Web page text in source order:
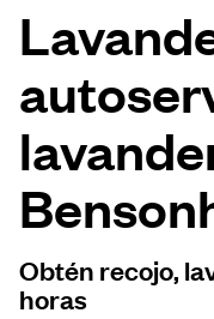
Precios y
Quiénes
Obtén recojo,
horas